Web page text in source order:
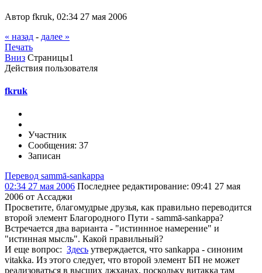
Автор fkruk, 02:34 27 мая 2006
« назад - далее »
Печать
Вниз Страницы1
Действия пользователя
fkruk
Участник
Сообщения: 37
Записан
Перевод sammā-sankappa
02:34 27 мая 2006 Последнее редактирование: 09:41 27 мая
2006 от Ассаджи
Просветите, благомудрые друзья, как правильно переводится
второй элемент Благородного Пути - sammā-sankappa?
Встречается два варианта - "истиннное намерение" и
"истинная мысль". Какой правильный?
И еще вопрос: Здесь утверждается, что sankappa - синоним
vitakka. Из этого следует, что второй элемент БП не может
реализоваться в высших джханах, поскольку витакка там